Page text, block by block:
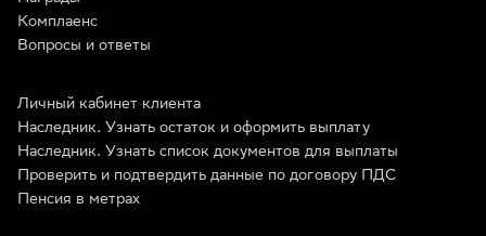
Комплаенс
Вопросы и ответы
Личный кабинет клиента
Наследник. Узнать остаток и оформить выплату
Наследник. Узнать список документов для выплаты
Проверить и подтвердить данные по договору ПДС
Пенсия в метрах